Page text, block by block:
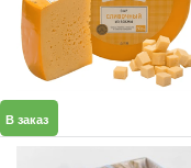
В заказ